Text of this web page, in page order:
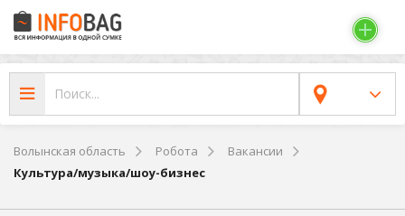
Волынская область Робота
Вакансии
Культура/музыка/шоу-бизнес